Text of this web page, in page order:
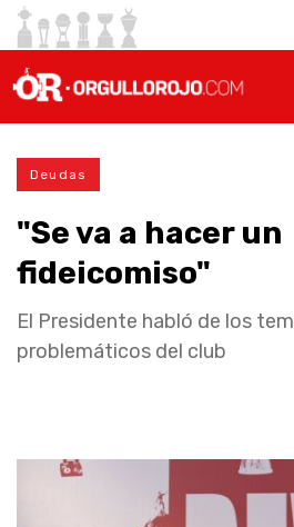
Deudas
"Se va a hacer un
fideicomiso"
El Presidente habló de los
problemáticos del club